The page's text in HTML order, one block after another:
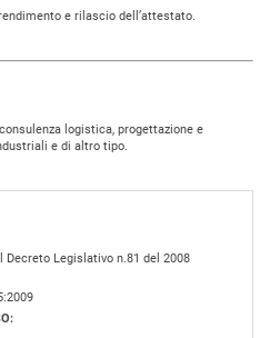
e rilascio dell’attestato.
logistica, progettazione e
e di altro tipo.
Decreto Legislativo n.81 del 2008